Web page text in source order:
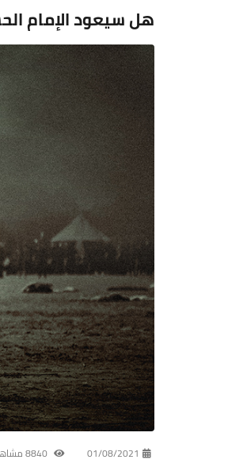
هل سيعود الإمام
01/08/2021